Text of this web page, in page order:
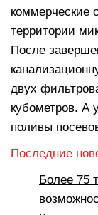
коммерческие
территории
После
двух
кубометров. А
поливы
Последние
Более 75